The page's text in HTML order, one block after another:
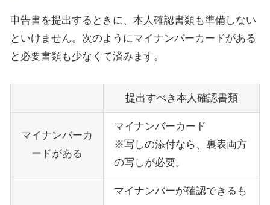
申告書を提出するときに、本人確認書類も準備しない
といけません。次のようにマイナンバーカードがある
と必要書類も少なくて済みます。
提出すべき本人確認書類
マイナンバーカ
ードがある
マイナンバーカード
※写しの添付なら、裏表両方
の写しが必要。
マイナンバーが確認できるも